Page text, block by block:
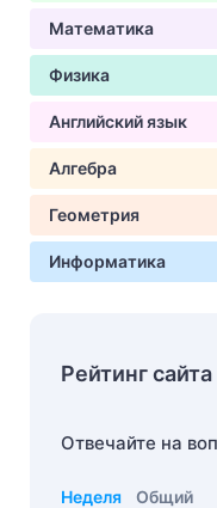
Математика
Физика
Английский язык
Алгебра
Геометрия
Информатика
Рейтинг сайта
Отвечайте на
Неделя Общий